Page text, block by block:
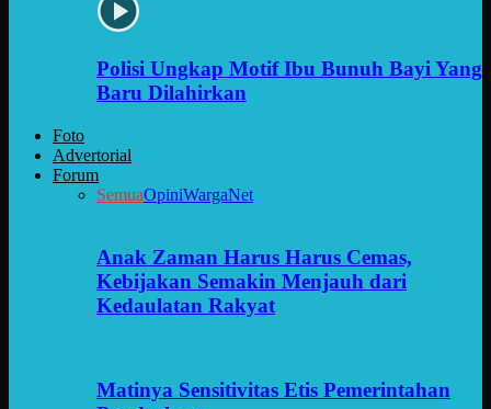
Polisi Ungkap Motif Ibu Bunuh Bayi Yang
Baru Dilahirkan
Foto
Advertorial
Forum
SemuaOpiniWargaNet
Anak Zaman Harus Harus Cemas,
Kebijakan Semakin Menjauh dari
Kedaulatan Rakyat
Matinya Sensitivitas Etis Pemerintahan